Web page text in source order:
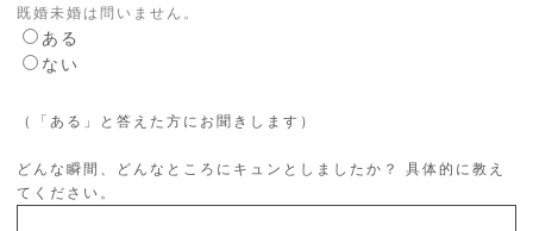
既婚未婚は問いません。
ある
ない
（「ある」と答えた方にお聞きします）
どんな瞬間、どんなところにキュンとしましたか？ 具体的に教え
てください。